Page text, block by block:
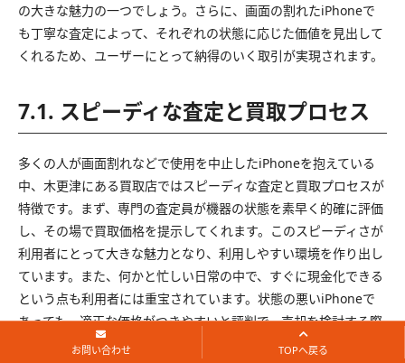
の大きな魅力の一つでしょう。さらに、画面の割れたiPhoneで
も丁寧な査定によって、それぞれの状態に応じた価値を見出して
くれるため、ユーザーにとって納得のいく取引が実現されます。
7.1. スピーディな査定と買取プロセス
多くの人が画面割れなどで使用を中止したiPhoneを抱えている
中、木更津にある買取店ではスピーディな査定と買取プロセスが
特徴です。まず、専門の査定員が機器の状態を素早く的確に評価
し、その場で買取価格を提示してくれます。このスピーディさが
利用者にとって大きな魅力となり、利用しやすい環境を作り出し
ています。また、何かと忙しい日常の中で、すぐに現金化できる
という点も利用者には重宝されています。状態の悪いiPhoneで
あっても、適正な価格がつきやすいと評判で、売却を検討する際
の心強い味方になります。高いリサイクル技術を持つ店舗も多
お問い合わせ TOPへ戻る